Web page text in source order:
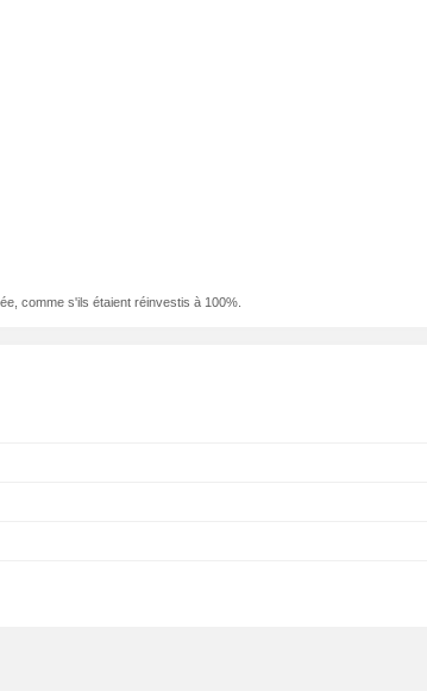
comme s'ils étaient réinvestis à 100%.